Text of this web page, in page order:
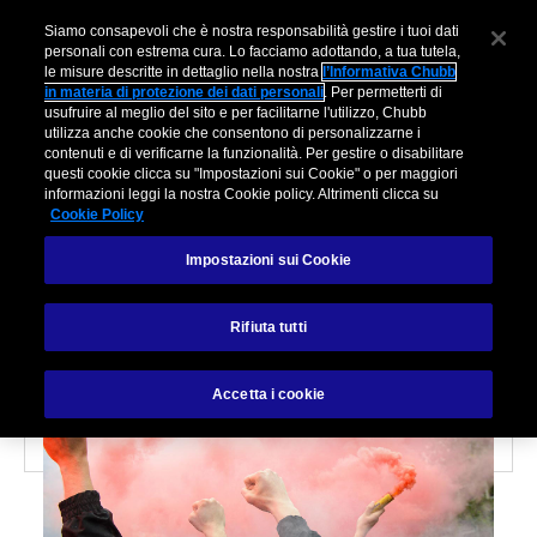
RISK ENGINEERING
Proteggersi durante i
disordini civili
Siamo consapevoli che è nostra responsabilità gestire i tuoi dati
personali con estrema cura. Lo facciamo adottando, a tua tutela,
le misure descritte in dettaglio nella nostra l’Informativa Chubb
in materia di protezione dei dati personali. Per permetterti di
usufruire al meglio del sito e per facilitarne l'utilizzo, Chubb
utilizza anche cookie che consentono di personalizzarne i
contenuti e di verificarne la funzionalità. Per gestire o disabilitare
questi cookie clicca su "Impostazioni sui Cookie" o per maggiori
informazioni leggi la nostra Cookie policy. Altrimenti clicca su
Cookie Policy
Impostazioni sui Cookie
Rifiuta tutti
Accetta i cookie